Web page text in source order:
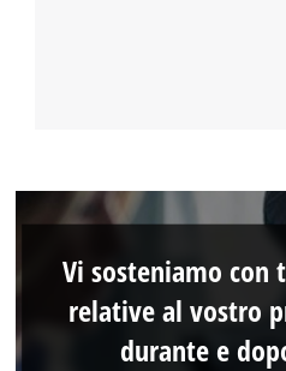
Vi sosteniamo
relative al vostro
durante e